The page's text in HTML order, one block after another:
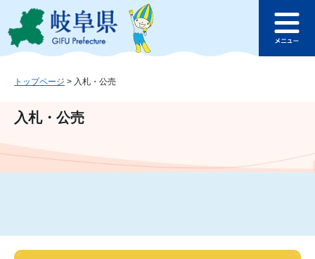
ジ
ュ
文
このページの本文へ
ュ
トップページ > 入札・公売
入札・公売